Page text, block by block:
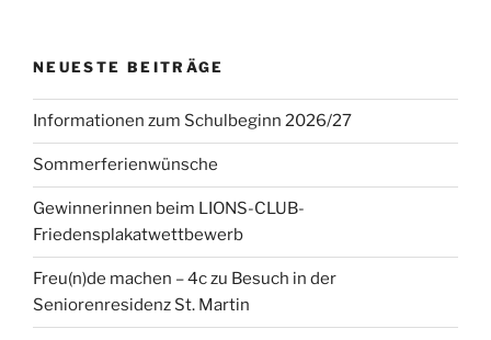
NEUESTE BEITRÄGE
Informationen zum Schulbeginn 2026/27
Sommerferienwünsche
Gewinnerinnen beim LIONS-CLUB-
Friedensplakatwettbewerb
Freu(n)de machen – 4c zu Besuch in der
Seniorenresidenz St. Martin